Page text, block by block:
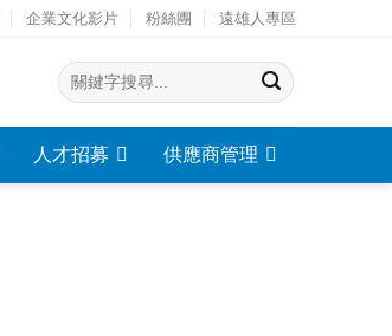
企業文化影片 粉絲團 遠雄人專區
人才招募 供應商管理